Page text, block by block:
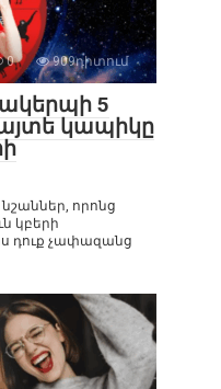
0 909դիտում
5
կապիկը
որոնց
կբերի
դուք չափազանց